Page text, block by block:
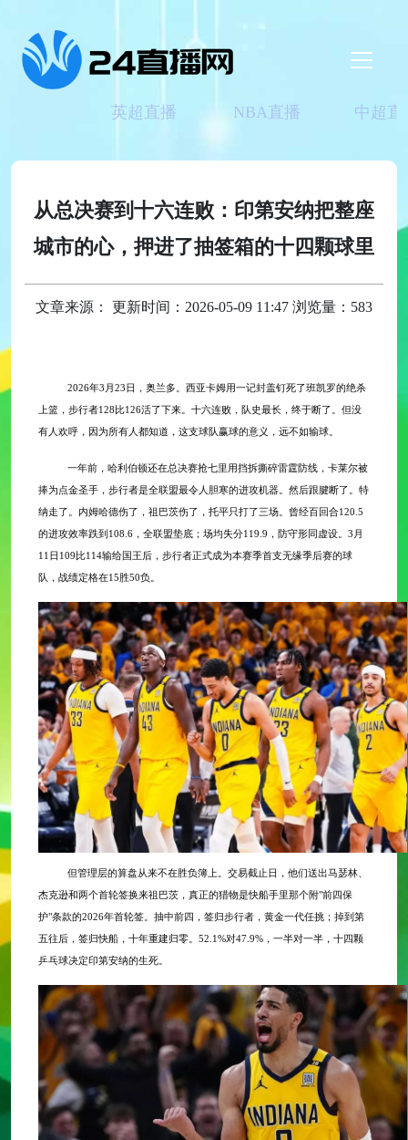
英超直播 NBA直播 中超直
从总决赛到十六连败：印第安纳把整座
城市的心，押进了抽签箱的十四颗球里
文章来源： 更新时间：2026-05-09 11:47 浏览量：583
2026年3月23日，奥兰多。西亚卡姆用一记封盖钉死了班凯罗的绝杀
上篮，步行者128比126活了下来。十六连败，队史最长，终于断了。但没
有人欢呼，因为所有人都知道，这支球队赢球的意义，远不如输球。
一年前，哈利伯顿还在总决赛抢七里用挡拆撕碎雷霆防线，卡莱尔被
捧为点金圣手，步行者是全联盟最令人胆寒的进攻机器。然后跟腱断了。特
纳走了。内姆哈德伤了，祖巴茨伤了，托平只打了三场。曾经百回合120.5
的进攻效率跌到108.6，全联盟垫底；场均失分119.9，防守形同虚设。3月
11日109比114输给国王后，步行者正式成为本赛季首支无缘季后赛的球
队，战绩定格在15胜50负。
但管理层的算盘从来不在胜负簿上。交易截止日，他们送出马瑟林、
杰克逊和两个首轮签换来祖巴茨，真正的猎物是快船手里那个附"前四保
护"条款的2026年首轮签。抽中前四，签归步行者，黄金一代任挑；掉到第
五往后，签归快船，十年重建归零。52.1%对47.9%，一半对一半，十四颗
乒乓球决定印第安纳的生死。